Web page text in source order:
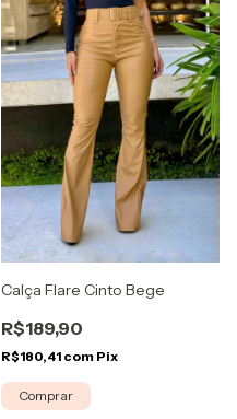
Calça Flare Cinto Bege
R$189,90
R$180,41 com Pix
Comprar